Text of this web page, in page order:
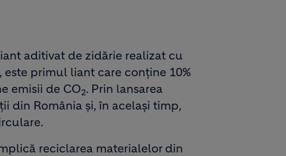
aditivat de zidărie realizat cu
primul liant care conține 10%
emisii de CO2. Prin lansarea
din România și, în același timp,
reciclarea materialelor din